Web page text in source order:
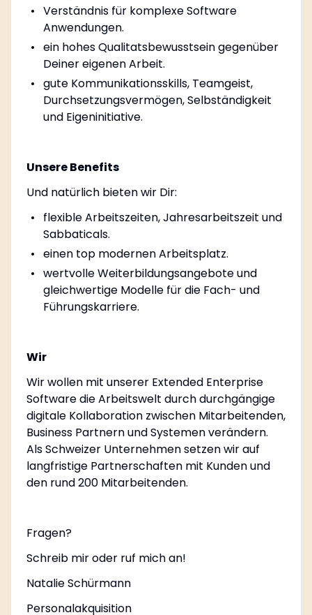
Verständnis für komplexe Software
Anwendungen.
ein hohes Qualitatsbewusstsein gegenüber
Deiner eigenen Arbeit.
gute Kommunikationsskills, Teamgeist,
Durchsetzungsvermögen, Selbständigkeit
und Eigeninitiative.
Unsere Benefits
Und natürlich bieten wir Dir:
flexible Arbeitszeiten, Jahresarbeitszeit und
Sabbaticals.
einen top modernen Arbeitsplatz.
wertvolle Weiterbildungsangebote und
gleichwertige Modelle für die Fach- und
Führungskarriere.
Wir
Wir wollen mit unserer Extended Enterprise
Software die Arbeitswelt durch durchgängige
digitale Kollaboration zwischen Mitarbeitenden,
Business Partnern und Systemen verändern.
Als Schweizer Unternehmen setzen wir auf
langfristige Partnerschaften mit Kunden und
den rund 200 Mitarbeitenden.
Fragen?
Schreib mir oder ruf mich an!
Natalie Schürmann
Personalakquisition